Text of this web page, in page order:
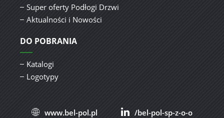
Super oferty Podłogi Drzwi
Aktualności i Nowości
DO POBRANIA
Katalogi
Logotypy
www.bel-pol.pl
/bel-pol-sp-z-o-o